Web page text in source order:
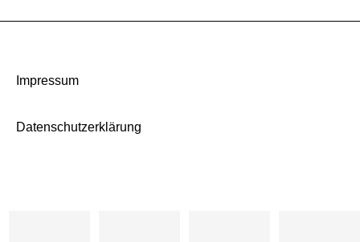
Impressum
Datenschutzerklärung